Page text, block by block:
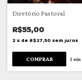
Diretório Pastoral
R$55,00
2 x de R$27,50 sem juros
1em